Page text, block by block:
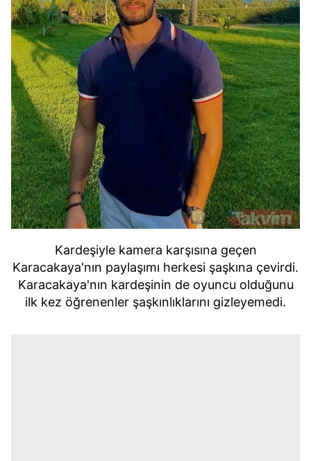
Kardeşiyle kamera karşısına geçen
Karacakaya'nın paylaşımı herkesi şaşkına çevirdi.
Karacakaya'nın kardeşinin de oyuncu olduğunu
ilk kez öğrenenler şaşkınlıklarını gizleyemedi.